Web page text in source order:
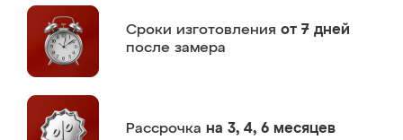
Сроки изготовления от 7 дней
после замера
Рассрочка на 3, 4, 6 месяцев